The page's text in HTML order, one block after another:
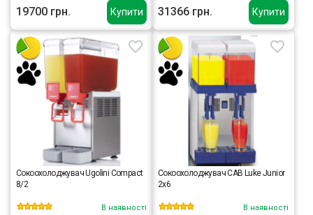
Купити
19700 грн. Купити
31366 грн.
Сокоохолоджувач Ugolini Compact
8/2
В наявності
Сокоохолоджувач CAB Luke Junior
2x6
В наявності